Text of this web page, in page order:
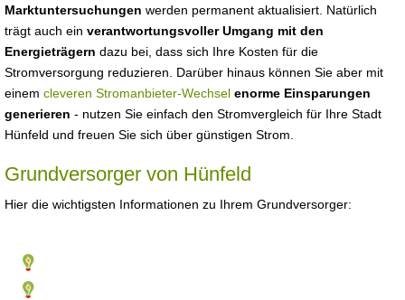
Marktuntersuchungen werden permanent aktualisiert. Natürlich
trägt auch ein verantwortungsvoller Umgang mit den
Energieträgern dazu bei, dass sich Ihre Kosten für die
Stromversorgung reduzieren. Darüber hinaus können Sie aber mit
einem cleveren Stromanbieter-Wechsel enorme Einsparungen
generieren - nutzen Sie einfach den Stromvergleich für Ihre Stadt
Hünfeld und freuen Sie sich über günstigen Strom.
Grundversorger von Hünfeld
Hier die wichtigsten Informationen zu Ihrem Grundversorger: